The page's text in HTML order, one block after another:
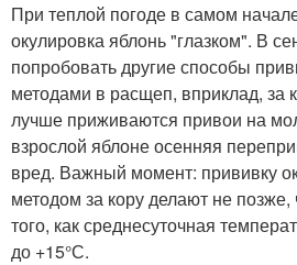
При теплой погоде в самом
окулировка яблонь "глазком". В
попробовать другие способы
методами в расщеп, вприклад, за
лучше приживаются привои на
взрослой яблоне осенняя
вред. Важный момент: прививку
методом за кору делают не
того, как среднесуточная
до +15°С.